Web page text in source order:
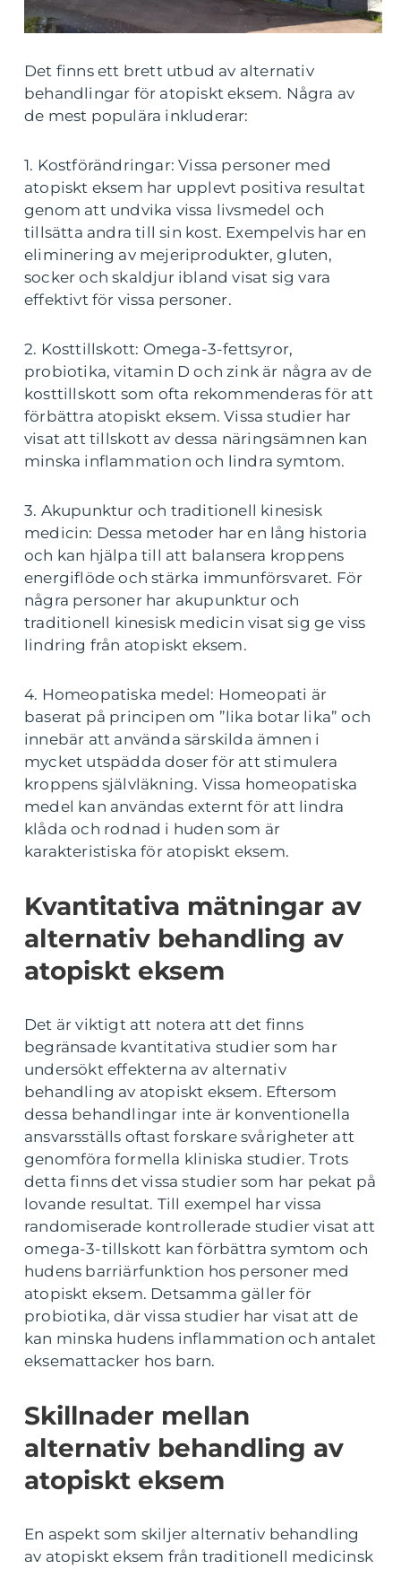
Det finns ett brett utbud av alternativ
behandlingar för atopiskt eksem. Några av
de mest populära inkluderar:
1. Kostförändringar: Vissa personer med
atopiskt eksem har upplevt positiva resultat
genom att undvika vissa livsmedel och
tillsätta andra till sin kost. Exempelvis har en
eliminering av mejeriprodukter, gluten,
socker och skaldjur ibland visat sig vara
effektivt för vissa personer.
2. Kosttillskott: Omega-3-fettsyror,
probiotika, vitamin D och zink är några av de
kosttillskott som ofta rekommenderas för att
förbättra atopiskt eksem. Vissa studier har
visat att tillskott av dessa näringsämnen kan
minska inflammation och lindra symtom.
3. Akupunktur och traditionell kinesisk
medicin: Dessa metoder har en lång historia
och kan hjälpa till att balansera kroppens
energiflöde och stärka immunförsvaret. För
några personer har akupunktur och
traditionell kinesisk medicin visat sig ge viss
lindring från atopiskt eksem.
4. Homeopatiska medel: Homeopati är
baserat på principen om ”lika botar lika” och
innebär att använda särskilda ämnen i
mycket utspädda doser för att stimulera
kroppens självläkning. Vissa homeopatiska
medel kan användas externt för att lindra
klåda och rodnad i huden som är
karakteristiska för atopiskt eksem.
Kvantitativa mätningar av
alternativ behandling av
atopiskt eksem
Det är viktigt att notera att det finns
begränsade kvantitativa studier som har
undersökt effekterna av alternativ
behandling av atopiskt eksem. Eftersom
dessa behandlingar inte är konventionella
ansvarsställs oftast forskare svårigheter att
genomföra formella kliniska studier. Trots
detta finns det vissa studier som har pekat på
lovande resultat. Till exempel har vissa
randomiserade kontrollerade studier visat att
omega-3-tillskott kan förbättra symtom och
hudens barriärfunktion hos personer med
atopiskt eksem. Detsamma gäller för
probiotika, där vissa studier har visat att de
kan minska hudens inflammation och antalet
eksemattacker hos barn.
Skillnader mellan
alternativ behandling av
atopiskt eksem
En aspekt som skiljer alternativ behandling
av atopiskt eksem från traditionell medicinsk